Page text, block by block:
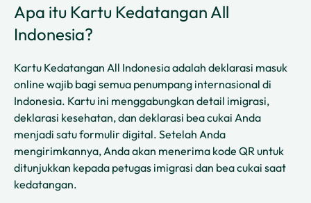
Apa itu Kartu Kedatangan All
Indonesia?
Kartu Kedatangan All Indonesia adalah deklarasi masuk
online wajib bagi semua penumpang internasional di
Indonesia. Kartu ini menggabungkan detail imigrasi,
deklarasi kesehatan, dan deklarasi bea cukai Anda
menjadi satu formulir digital. Setelah Anda
mengirimkannya, Anda akan menerima kode QR untuk
ditunjukkan kepada petugas imigrasi dan bea cukai saat
kedatangan.